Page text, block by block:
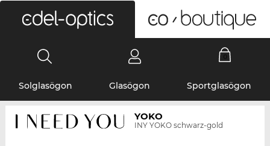
Solglasögon Glasögon Sportglasögon
YOKO
INY YOKO schwarz-gold